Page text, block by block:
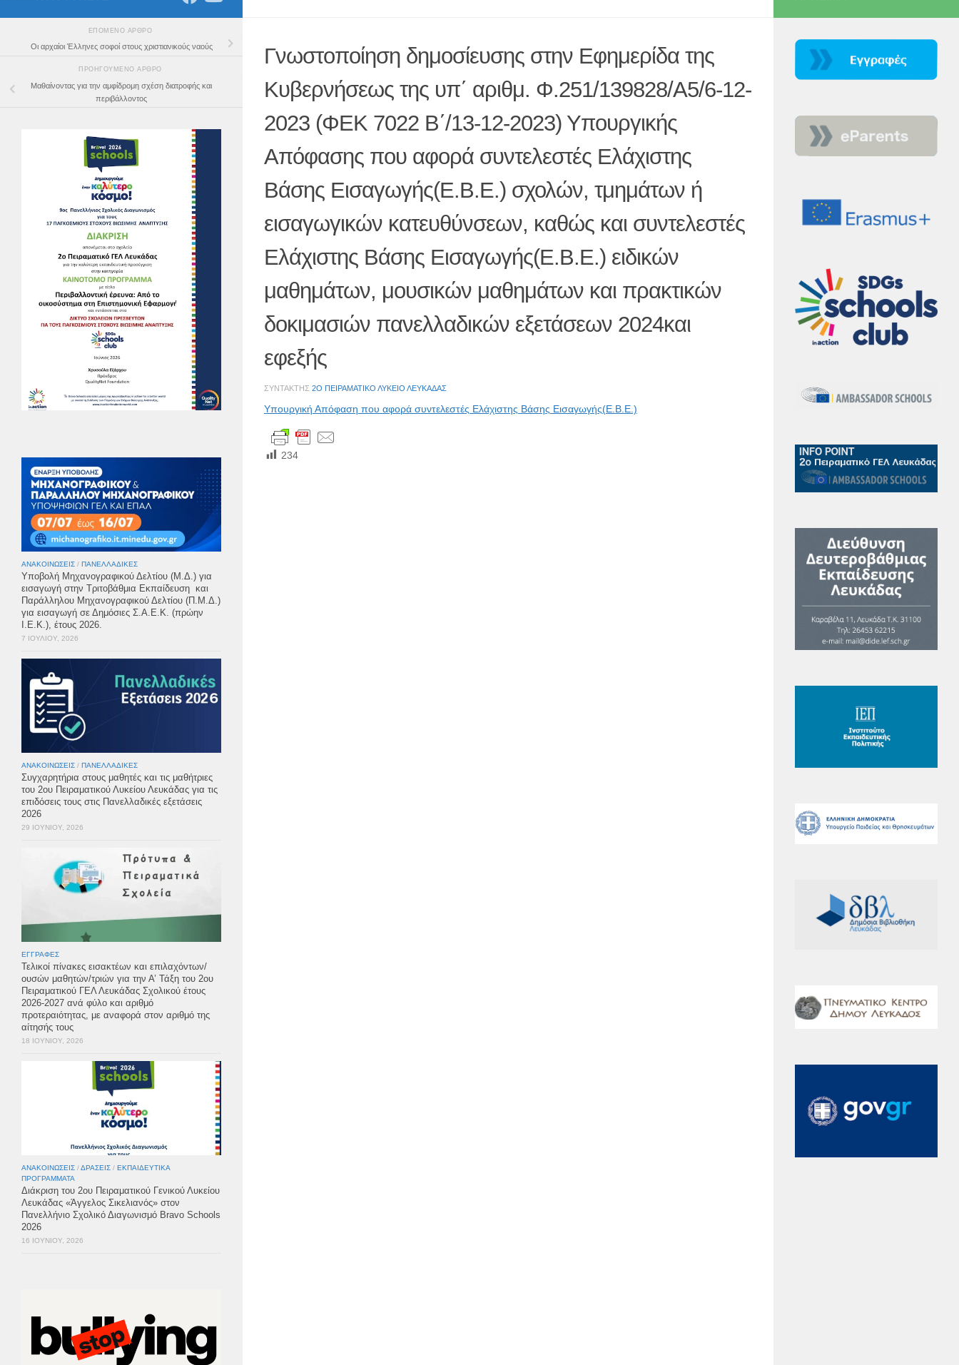
Γνωστοποίηση δημοσίευσης στην Εφημερίδα της
Κυβερνήσεως της υπ΄ αριθμ. Φ.251/139828/Α5/6-12-
2023 (ΦΕΚ 7022 Β΄/13-12-2023) Υπουργικής
Απόφασης που αφορά συντελεστές Ελάχιστης
Βάσης Εισαγωγής(Ε.Β.Ε.) σχολών, τμημάτων ή
εισαγωγικών κατευθύνσεων, καθώς και συντελεστές
Ελάχιστης Βάσης Εισαγωγής(Ε.Β.Ε.) ειδικών
μαθημάτων, μουσικών μαθημάτων και πρακτικών
δοκιμασιών πανελλαδικών εξετάσεων 2024και
εφεξής
ΣΥΝΤΆΚΤΗΣ 2Ο ΠΕΙΡΑΜΑΤΙΚΟ ΛΥΚΕΙΟ ΛΕΥΚΑΔΑΣ
Υπουργική Απόφαση που αφορά συντελεστές Ελάχιστης Βάσης Εισαγωγής(Ε.Β.Ε.)
234
ΕΠΌΜΕΝΟ ΆΡΘΡΟ
Οι αρχαίοι Έλληνες σοφοί στους χριστιανικούς ναούς
ΠΡΟΗΓΟΎΜΕΝΟ ΆΡΘΡΟ
Μαθαίνοντας για την αμφίδρομη σχέση διατροφής και
περιβάλλοντος
ΑΝΑΚΟΙΝΏΣΕΙΣ / ΠΑΝΕΛΛΑΔΙΚΈΣ
Υποβολή Μηχανογραφικού Δελτίου (Μ.Δ.) για
εισαγωγή στην Τριτοβάθμια Εκπαίδευση και
Παράλληλου Μηχανογραφικού Δελτίου (Π.Μ.Δ.)
για εισαγωγή σε Δημόσιες Σ.Α.Ε.Κ. (πρώην
Ι.Ε.Κ.), έτους 2026.
7 ΙΟΥΛΊΟΥ, 2026
ΑΝΑΚΟΙΝΏΣΕΙΣ / ΠΑΝΕΛΛΑΔΙΚΈΣ
Συγχαρητήρια στους μαθητές και τις μαθήτριες
του 2ου Πειραματικού Λυκείου Λευκάδας για τις
επιδόσεις τους στις Πανελλαδικές εξετάσεις
2026
29 ΙΟΥΝΊΟΥ, 2026
ΕΓΓΡΑΦΈΣ
Τελικοί πίνακες εισακτέων και επιλαχόντων/
ουσών μαθητών/τριών για την Α’ Τάξη του 2ου
Πειραματικού ΓΕΛ Λευκάδας Σχολικού έτους
2026-2027 ανά φύλο και αριθμό
προτεραιότητας, με αναφορά στον αριθμό της
αίτησής τους
18 ΙΟΥΝΊΟΥ, 2026
ΑΝΑΚΟΙΝΏΣΕΙΣ /ΔΡΆΣΕΙΣ / ΕΚΠΑΙΔΕΥΤΙΚΆ
ΠΡΟΓΡΆΜΜΑΤΑ
Διάκριση του 2ου Πειραματικού Γενικού Λυκείου
Λευκάδας «Άγγελος Σικελιανός» στον
Πανελλήνιο Σχολικό Διαγωνισμό Bravo Schools
2026
16 ΙΟΥΝΊΟΥ, 2026